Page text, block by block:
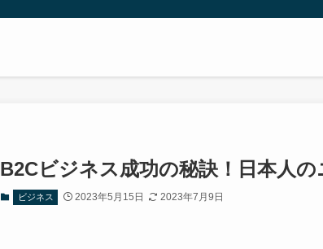
B2Cビジネス成功の秘訣！日本人
ビジネス 2023年5月15日 2023年7月9日